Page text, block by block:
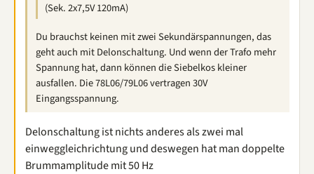
(Sek. 2x7,5V 120mA)
Du brauchst keinen mit zwei Sekundärspannungen, das
geht auch mit Delonschaltung. Und wenn der Trafo mehr
Spannung hat, dann können die Siebelkos kleiner
ausfallen. Die 78L06/79L06 vertragen 30V
Eingangsspannung.
Delonschaltung ist nichts anderes als zwei mal
einweggleichrichtung und deswegen hat man doppelte
Brummamplitude mit 50 Hz